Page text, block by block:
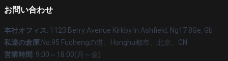
お問い合わせ
本社オフィス: 1123 Berry Avenue Kirkby In Ashfield, Ng17 8Ge, Gb
私達の倉庫:No.95 Fuchengの道、Honghu都市、北京、CN
営業時間: 9:00～18:00(月～金)